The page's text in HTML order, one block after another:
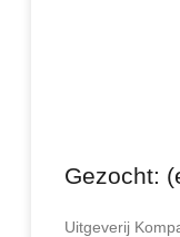
Gezocht:
Uitgeverij